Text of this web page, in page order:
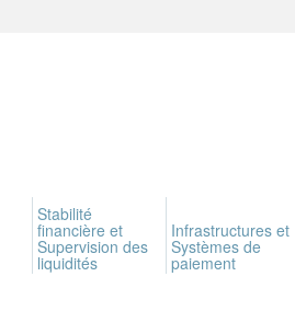
Stabilité
financière et
Supervision des
liquidités
Infrastructures et
Systèmes de
paiement